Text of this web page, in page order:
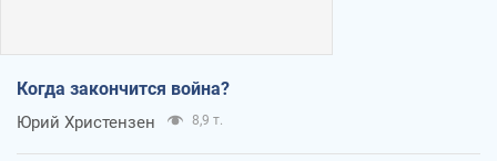
Когда закончится война?
Юрий Христензен 8,9 т.